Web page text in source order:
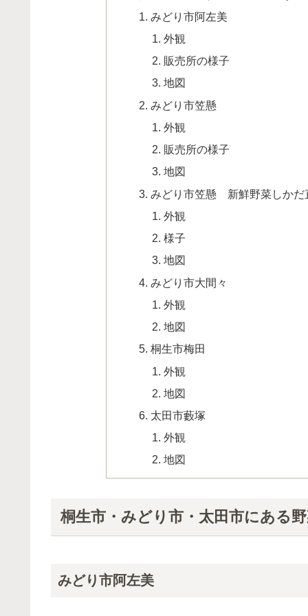
みどり市阿左美
外観
販売所の様子
地図
みどり市笠懸
外観
販売所の様子
地図
みどり市笠懸 新鮮野菜しかだ
外観
様子
地図
みどり市大間々
外観
地図
桐生市梅田
外観
地図
太田市藪塚
外観
地図
桐生市・みどり市・太田市にある
みどり市阿左美